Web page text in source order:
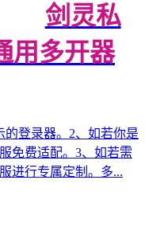
剑灵私
用多开器
登录器。2、如若你是
免费适配。3、如若需
进行专属定制。多...